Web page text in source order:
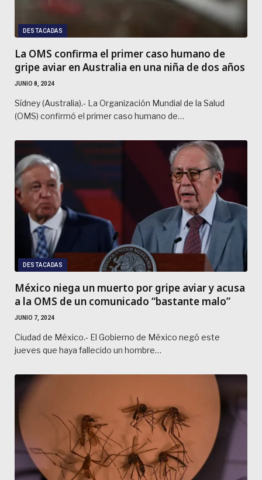
DESTACADAS
La OMS confirma el primer caso humano de
gripe aviar en Australia en una niña de dos años
JUNIO 8, 2024
Sídney (Australia).- La Organización Mundial de la Salud
(OMS) confirmó el primer caso humano de…
DESTACADAS
México niega un muerto por gripe aviar y acusa
a la OMS de un comunicado “bastante malo”
JUNIO 7, 2024
Ciudad de México.- El Gobierno de México negó este
jueves que haya fallecido un hombre…